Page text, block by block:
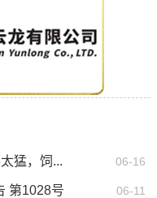
06-16
猛，饲...
06-11
第1028号